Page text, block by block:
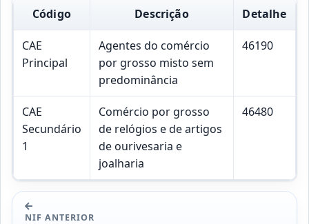
Código Descrição Detalhe
CAE
Principal
Agentes do comércio
por grosso misto sem
predominância
46190
CAE
Secundário
1
Comércio por grosso
de relógios e de artigos
de ourivesaria e
joalharia
46480
NIF ANTERIOR